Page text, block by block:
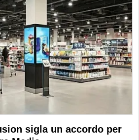
sigla un accordo per